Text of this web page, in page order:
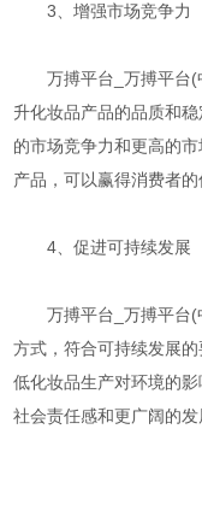
3、增强市场竞争力
万搏平台_万搏平台(
升化妆品产品的品质和
的市场竞争力和更高的
产品，可以赢得消费者的
4、促进可持续发展
万搏平台_万搏平台(
方式，符合可持续发展
低化妆品生产对环境的
社会责任感和更广阔的发